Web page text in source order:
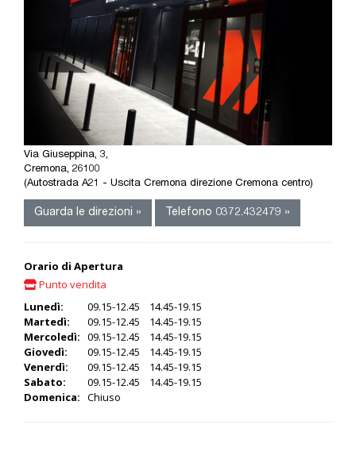
Via Giuseppina, 3,
Cremona, 26100
(Autostrada A21 - Uscita Cremona direzione Cremona centro)
Guarda le direzioni » Telefono 0372.432479 »
Orario di Apertura
Punto vendita
Lunedì:
09.15-12.45 14.45-19.15
Martedì:
09.15-12.45 14.45-19.15
Mercoledì: 09.15-12.45 14.45-19.15
Giovedì:
09.15-12.45 14.45-19.15
Venerdì:
09.15-12.45 14.45-19.15
Sabato:
09.15-12.45 14.45-19.15
Domenica: Chiuso